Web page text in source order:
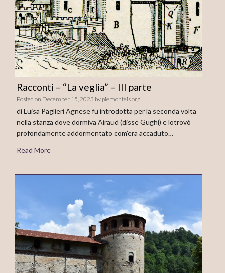
Racconti – “La veglia” – III parte
Posted on December 15, 2023 by piemonteis.org
di Luisa Paglieri Agnese fu introdotta per la seconda volta
nella stanza dove dormiva Airaud (disse Gughi) e lotrovò
profondamente addormentato com’era accaduto…
Read More